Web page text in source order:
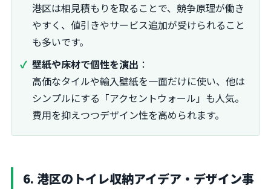
港区は相見積もりを取ることで、競争原理が働き
やすく、値引きやサービス追加が受けられること
も多いです。
壁紙や床材で個性を演出 ：
高価なタイルや輸入壁紙を一面だけに使い、他は
シンプルにする「アクセントウォール」も人気。
費用を抑えつつデザイン性を高められます。
6. 港区のトイレ収納アイデア・デザイン事